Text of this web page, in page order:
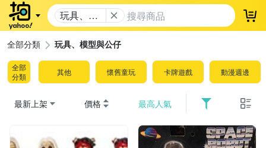
玩具、模
型與公仔
登
全部分類 玩具、模型與公仔
全部
分類
其他 懷舊童玩 卡牌遊戲 動漫週邊
最新上架 價格 最高人氣